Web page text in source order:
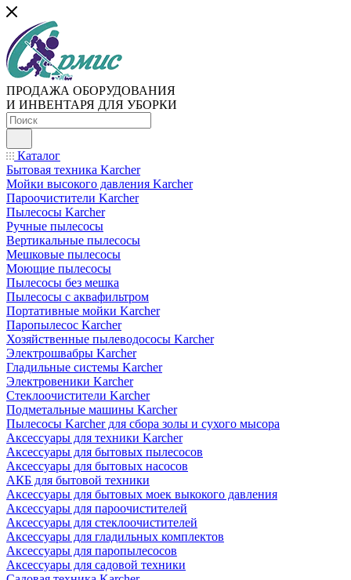
ПРОДАЖА ОБОРУДОВАНИЯ
И ИНВЕНТАРЯ ДЛЯ УБОРКИ
Каталог
Бытовая техника Karcher
Мойки высокого давления Karcher
Пароочистители Karcher
Пылесосы Karcher
Ручные пылесосы
Вертикальные пылесосы
Мешковые пылесосы
Моющие пылесосы
Пылесосы без мешка
Пылесосы с аквафильтром
Портативные мойки Karcher
Паропылесос Karcher
Хозяйственные пылеводососы Karcher
Электрошвабры Karcher
Гладильные системы Karcher
Электровеники Karcher
Стеклоочистители Karcher
Подметальные машины Karcher
Пылесосы Karcher для сбора золы и сухого мысора
Аксессуары для техники Karcher
Аксессуары для бытовых пылесосов
Аксессуары для бытовых насосов
АКБ для бытовой техники
Аксессуары для бытовых моек выкокого давления
Аксессуары для пароочистителей
Аксессуары для стеклоочистителей
Аксессуары для гладильных комплектов
Аксессуары для паропылесосов
Аксессуары для садовой техники